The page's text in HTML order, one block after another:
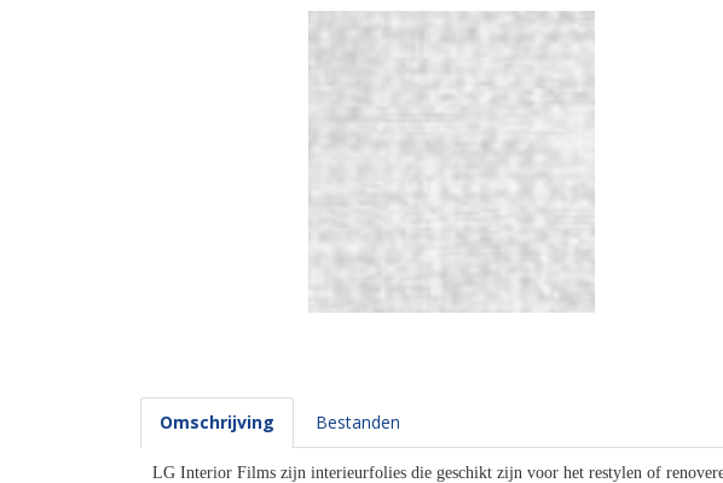
Omschrijving Bestanden
LG Interior Films zijn interieurfolies die geschikt zijn voor het restylen of